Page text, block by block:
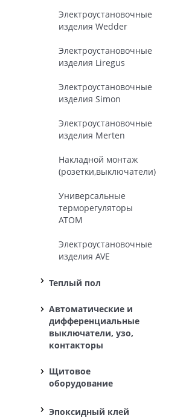
Электроустановочные
изделия Wedder
Электроустановочные
изделия Liregus
Электроустановочные
изделия Simon
Электроустановочные
изделия Merten
Накладной монтаж
(розетки,выключатели)
Универсальные
терморегуляторы
ATOM
Электроустановочные
изделия AVE
Теплый пол
Автоматические и
дифференциальные
выключатели, узо,
контакторы
Щитовое
оборудование
Эпоксидный клей